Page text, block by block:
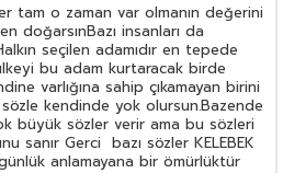
tam o zaman var olmanın değerini
doğarsınBazı insanları da
seçilen adamıdır en tepede
bu adam kurtaracak birde
varlığına sahip çıkamayan birini
kendinde yok olursun.Bazende
büyük sözler verir ama bu sözleri
sanır Gerci bazı sözler KELEBEK
anlamayana bir ömürlüktür